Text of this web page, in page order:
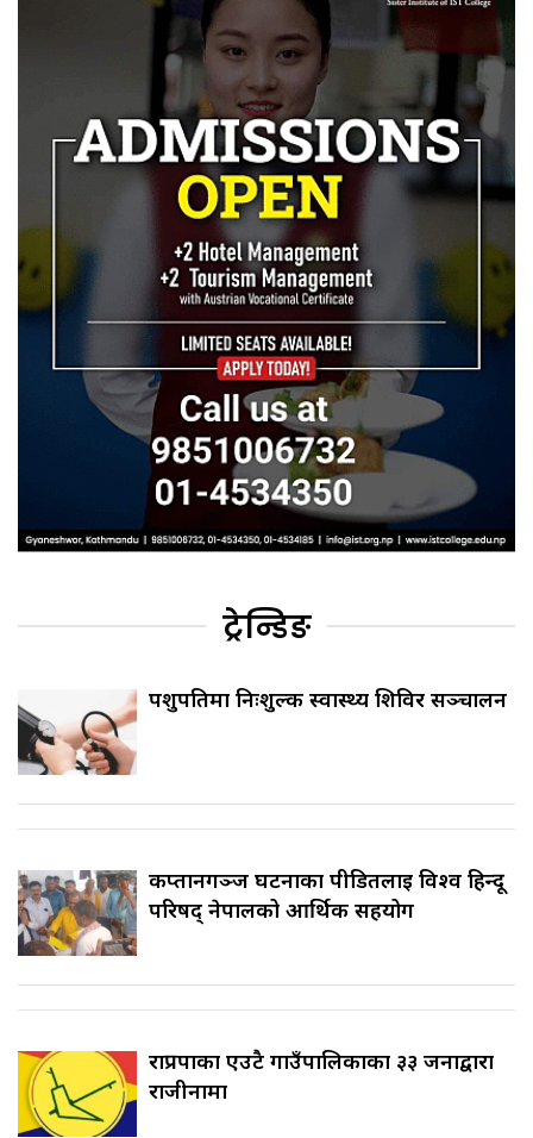
ट्रेन्डिङ
पशुपतिमा निःशुल्क स्वास्थ्य शिविर सञ्चालन
कप्तानगञ्ज घटनाका पीडितलाई विश्व हिन्दू
परिषद् नेपालको आर्थिक सहयोग
राप्रपाका एउटै गाउँपालिकाका ३३ जनाद्वारा
राजीनामा